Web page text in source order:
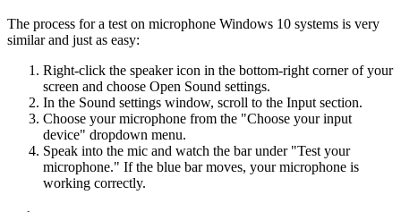
The process for a test on microphone Windows 10 systems is very
similar and just as easy:
Right-click the speaker icon in the bottom-right corner of your
screen and choose Open Sound settings.
In the Sound settings window, scroll to the Input section.
Choose your microphone from the "Choose your input
device" dropdown menu.
Speak into the mic and watch the bar under "Test your
microphone." If the blue bar moves, your microphone is
working correctly.